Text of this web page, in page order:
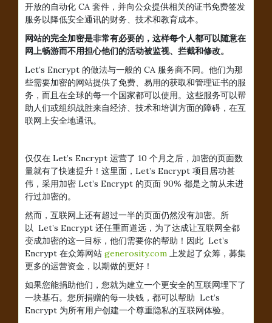
开放的自动化 CA 套件，并向公众提供相关的证书免费签发
服务以降低安全通讯的财务、技术和教育成本。
网站的完全加密是非常有必要的，这样每个人都可以随意在
网上畅游而不用担心他们的活动被监视、拦截和修改。
Let’s Encrypt 的做法与一般的 CA 服务商不同。他们为那
些需要加密的网站提供了免费、易用的获取和管理证书的服
务，而且在全球的每一个国家都可以使用。这些服务可以帮
助人们或组织战胜来自经济、技术和培训方面的障碍，在互
联网上安全地通讯。
仅仅在 Let’s Encrypt 运营了 10 个月之后，加密的页面数
量就有了快速提升！这里面，Let’s Encrypt 项目居功甚
伟，采用加密 Let’s Encrypt 的页面 90% 都是之前从未进
行过加密的。
然而，互联网上还有超过一半的页面仍然没有加密。所
以 Let’s Encrypt 还任重而道远，为了达成让互联网全都
变成加密的这一目标，他们需要你的帮助！因此 Let’s
Encrypt 在众筹网站 generosity.com 上发起了众筹，募集
更多的运营资金，以期做的更好！
如果您能捐助他们，您就为建立一个更安全的互联网埋下了
一块基石。您所捐赠的每一块钱，都可以帮助 Let’s
Encrypt 为所有用户创建一个尊重隐私的互联网体验。